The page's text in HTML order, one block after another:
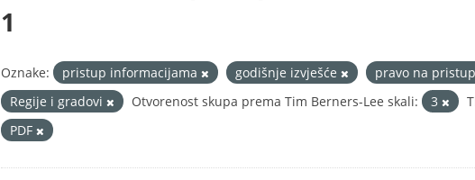
1
Oznake: pristup informacijama godišnje izvješće pravo na
Regije i gradovi
Otvorenost skupa prema Tim Berners-Lee skali: 3
PDF